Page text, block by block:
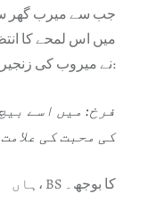
جب سے میرب گھر
میں اس لمحے کا
نے میروب کی زنجیر واپس کردی کیونکہ:
فرخ: میں اسے
کی محبت کی
ہاں، BS کا بوجھ۔